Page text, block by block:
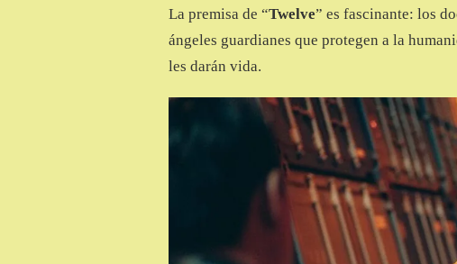
La premisa de “Twelve” es fascinante: los
ángeles guardianes que protegen a la
les darán vida.